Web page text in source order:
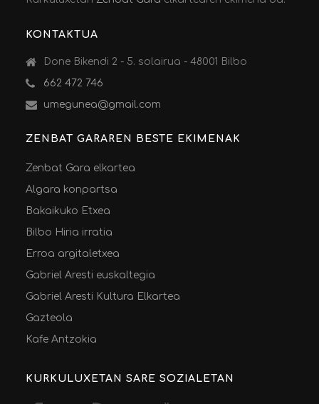
KONTAKTUA
Done Bikendi 2 - 5. solairua - 48001 Bilbo
662 472 746
umegunea@gmail.com
ZENBAT GARAREN BESTE EKIMENAK
Zenbat Gara elkartea
Algara konpartsa
Bakaikuko Etxea
Bilbo Hiria irratia
Erroa argitaletxea
Gabriel Aresti euskaltegia
Gabriel Aresti Kultura Elkartea
Gazteola
Kafe Antzokia
KURKULUXETAN SARE SOZIALETAN